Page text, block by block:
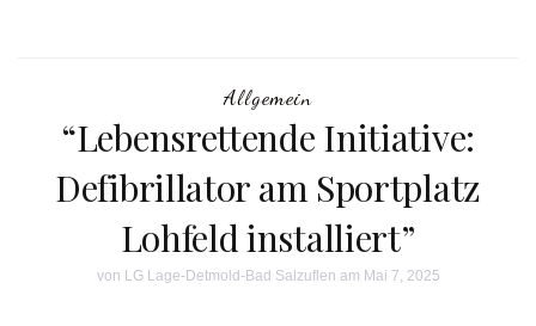
Allgemein
“Lebensrettende Initiative:
Defibrillator am Sportplatz
Lohfeld installiert”
von LG Lage-Detmold-Bad Salzuflen am Mai 7, 2025